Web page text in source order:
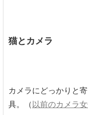
猫とカメラ
カメラにどっかりと
具。（以前のカメラ